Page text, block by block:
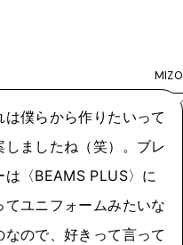
MIZO
は僕らから作りたいって
しましたね（笑）。ブレ
は〈BEAMS PLUS〉に
てユニフォームみたいな
なので、好きって言って